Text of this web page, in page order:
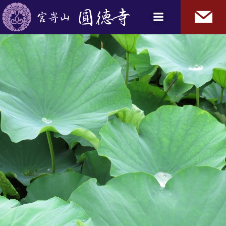
ン
ン
ツ
へ
ス
キ
ッ
プ